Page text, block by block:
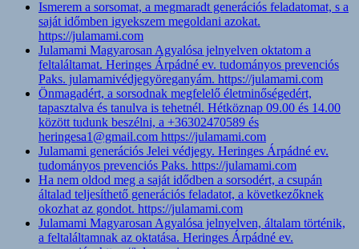
Ismerem a sorsomat, a megmaradt generációs feladatomat, s a
saját időmben igyekszem megoldani azokat.
https://julamami.com
Julamami Magyarosan Agyalósa jelnyelven oktatom a
feltaláltamat. Heringes Árpádné ev. tudományos prevenciós
Paks. julamamivédjegyöreganyám. https://julamami.com
Önmagadért, a sorsodnak megfelelő életminőségedért,
tapasztalva és tanulva is tehetnél. Hétköznap 09.00 és 14.00
között tudunk beszélni, a +36302470589 és
heringesa1@gmail.com https://julamami.com
Julamami generációs Jelei védjegy. Heringes Árpádné ev.
tudományos prevenciós Paks. https://julamami.com
Ha nem oldod meg a saját idődben a sorsodért, a csupán
általad teljesíthető generációs feladatot, a következőknek
okozhat az gondot. https://julamami.com
Julamami Magyarosan Agyalósa jelnyelven, általam történik,
a feltaláltamnak az oktatása. Heringes Árpádné ev.